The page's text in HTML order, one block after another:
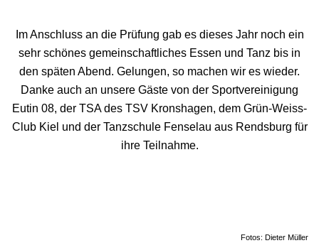
Im Anschluss an die Prüfung gab es dieses Jahr noch ein
sehr schönes gemeinschaftliches Essen und Tanz bis in
den späten Abend. Gelungen, so machen wir es wieder.
Danke auch an unsere Gäste von der Sportvereinigung
Eutin 08, der TSA des TSV Kronshagen, dem Grün-Weiss-
Club Kiel und der Tanzschule Fenselau aus Rendsburg für
ihre Teilnahme.
Fotos: Dieter Müller